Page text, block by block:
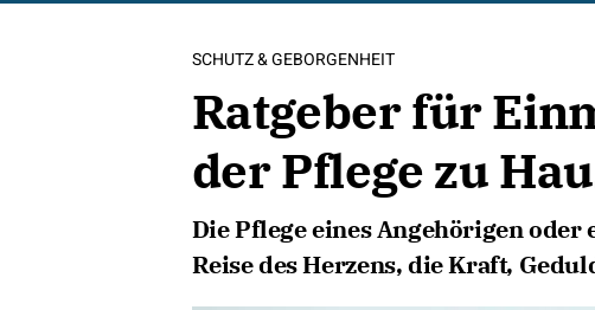
SCHUTZ & GEBORGENHEIT
Ratgeber für
der Pflege zu
Die Pflege eines Angehörigen oder
Reise des Herzens, die Kraft,